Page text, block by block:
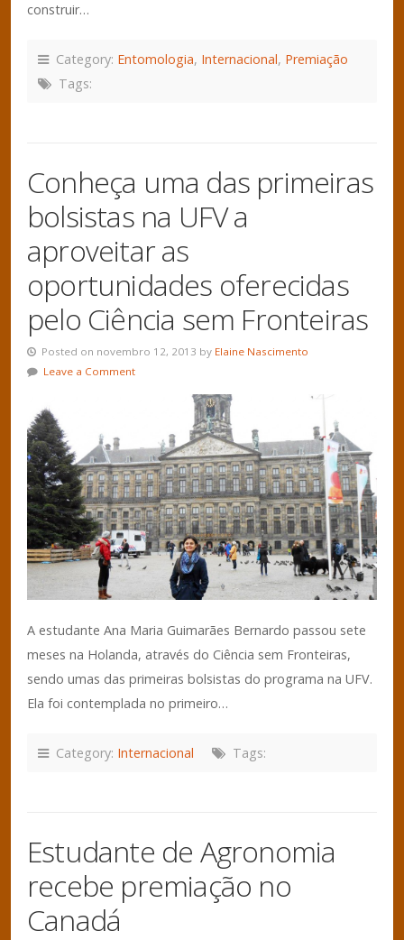
construir…
Category: Entomologia, Internacional, Premiação
Tags:
Conheça uma das primeiras
bolsistas na UFV a
aproveitar as
oportunidades oferecidas
pelo Ciência sem Fronteiras
Posted on novembro 12, 2013 by Elaine Nascimento
Leave a Comment
A estudante Ana Maria Guimarães Bernardo passou sete
meses na Holanda, através do Ciência sem Fronteiras,
sendo umas das primeiras bolsistas do programa na UFV.
Ela foi contemplada no primeiro…
Category: Internacional Tags:
Estudante de Agronomia
recebe premiação no
Canadá